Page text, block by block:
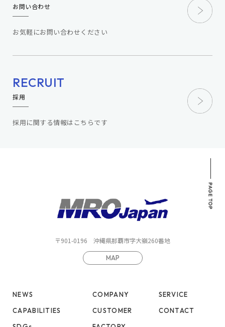
お問い合わせ
お気軽にお問い合わせください
RECRUIT
採用
採用に関する情報はこちらです
〒901-0196 沖縄県那覇市字⼤嶺260番地
MAP
NEWS COMPANY
SERVICE
CAPABILITIES
CUSTOMER
CONTACT